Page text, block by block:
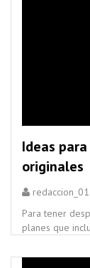
Ideas
originales
redaccion_01
Para tener
planes que